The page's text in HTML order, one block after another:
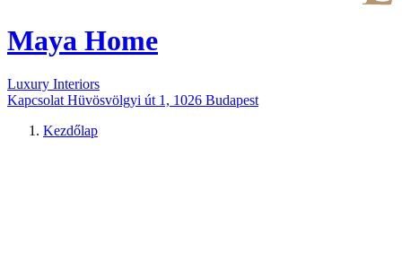
Maya Home
Luxury Interiors
Kapcsolat Hüvösvölgyi út 1, 1026 Budapest
Kezdőlap